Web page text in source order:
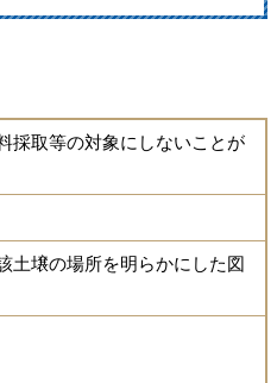
採取等の対象にしないことが
土壌の場所を明らかにした図